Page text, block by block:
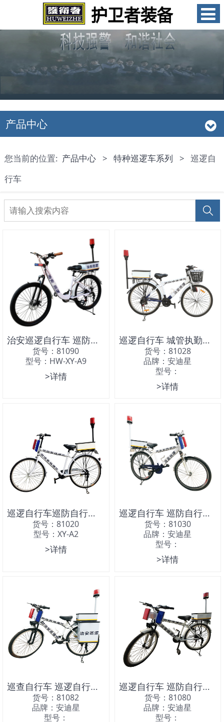
产品中心
您当前的位置: 产品中心 > 特种巡逻车系列 > 巡逻自
行车
治安巡逻自行车 巡防自行车
货号：81090
型号：HW-XY-A9
>详情
巡逻自行车 城管执勤自行车 保安巡防自行车
货号：81028
品牌：安迪星
型号：
>详情
巡逻自行车巡防自行车执法自行车
货号：81020
型号：XY-A2
>详情
巡逻自行车 巡防自行车 巡逻车
货号：81030
品牌：安迪星
型号：
>详情
巡查自行车 巡逻自行车 巡逻车
货号：81082
品牌：安迪星
型号：
巡逻自行车 巡防自行车 物业巡逻车
货号：81080
品牌：安迪星
型号：